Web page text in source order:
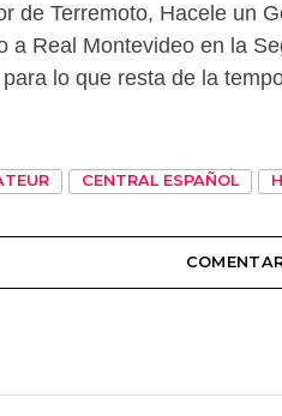
de Terremoto, Hacele un
a Real Montevideo en la
lo que resta de la
CENTRAL ESPAÑOL